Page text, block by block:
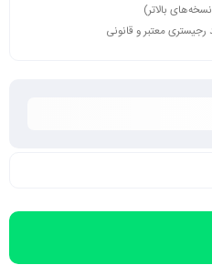
رجیستری معتبر و قانونی